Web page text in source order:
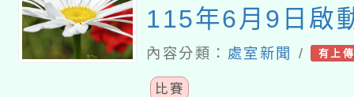
115年6月9日啟
洋保育創意短影
內容分類： 處室新聞 / 有上
比賽